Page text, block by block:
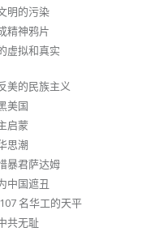
明的污染
精神鸦片
虚拟和真实
美的民族主义
美国
启蒙
思潮
暴君萨达姆
中国遮丑
名华工的天平
共无耻